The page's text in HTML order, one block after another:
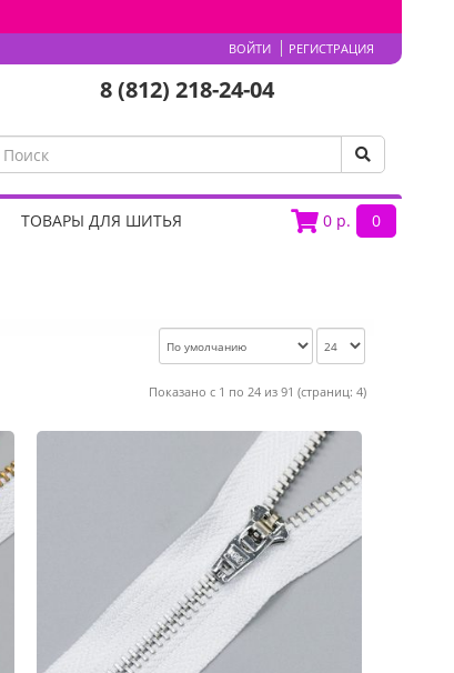
ВОЙТИ РЕГИСТРАЦИЯ
8 (812) 218-24-04
0 р. 0
ТОВАРЫ ДЛЯ ШИТЬЯ
Показано с 1 по 24 из 91 (страниц: 4)